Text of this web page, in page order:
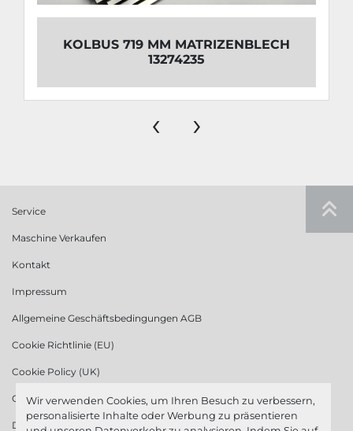
Wir verwenden Cookies, um Ihren Besuch zu verbessern,
personalisierte Inhalte oder Werbung zu präsentieren
KOLBUS 719 MM MATRIZENBLECH
13274235
‹ ›
Service
Maschine Verkaufen
Kontakt
Impressum
Allgemeine Geschäftsbedingungen AGB
Cookie Richtlinie (EU)
Cookie Policy (UK)
Cookie Richtlinie (US)
Datenschutzerklärung